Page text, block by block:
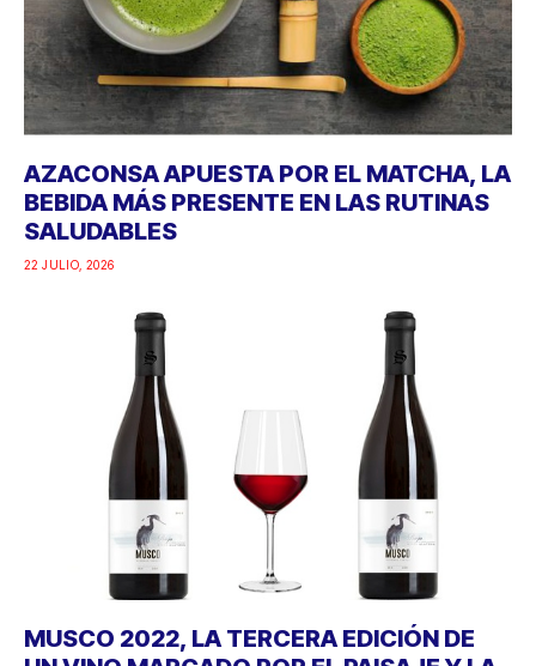
AZACONSA APUESTA POR EL MATCHA, LA
BEBIDA MÁS PRESENTE EN LAS RUTINAS
SALUDABLES
22 JULIO, 2026
MUSCO 2022, LA TERCERA EDICIÓN DE